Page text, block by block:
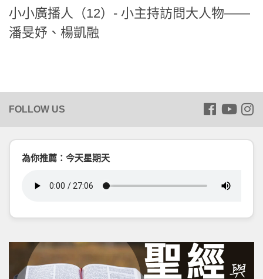
小小廣播人（12）- 小主持訪問大人物——
潘旻妤、楊凱融
為你推薦：今天星期天